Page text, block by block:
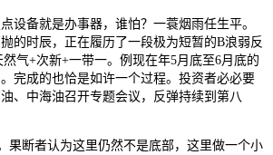
备就是办事器，谁怕？一蓑烟雨任生平。
的时辰，正在履历了一段极为短暂的B浪弱反
气+次新+一带一。例现在年5月底至6月底的
完成的也恰是如许一个过程。投资者必必要
、中海油召开专题会议，反弹持续到第八
断者认为这里仍然不是底部，这里做一个小